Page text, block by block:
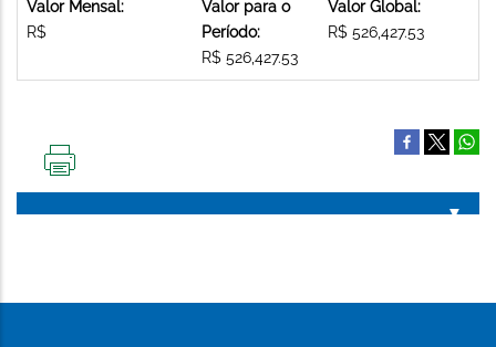
Valor Mensal:
R$
Valor para o
Período:
R$ 526,427.53
Valor Global:
R$ 526,427.53
PÁGINA